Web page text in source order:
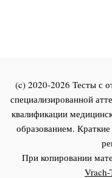
(c) 2020-2026 Тесты с
специализированной
квалификации
образованием.
При копировании
Vrach-